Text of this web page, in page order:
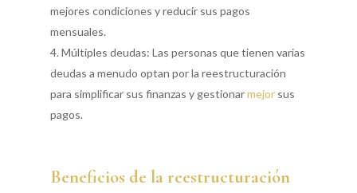
mejores condiciones y reducir sus pagos
mensuales.
Múltiples deudas: Las personas que tienen varias
deudas a menudo optan por la reestructuración
para simplificar sus finanzas y gestionarmejorsus
pagos.
Beneficios de la reestructuración